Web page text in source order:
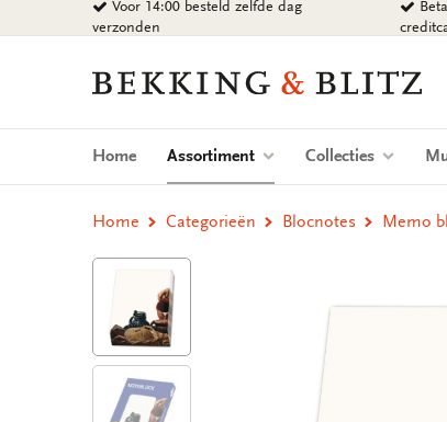
naar
Voor 14:00 besteld zelfde dag
verzonden
Bekking
Blitz
Uitgevers
Home Assortiment (current)Collecties
Home Categorieën Blocnotes Memo